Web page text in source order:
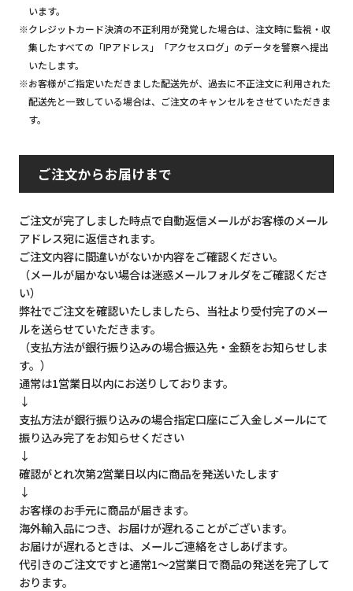
います。
※クレジットカード決済の不正利用が発覚した場合は、注文時に監視・収
集したすべての「IPアドレス」「アクセスログ」のデータを警察へ提出
いたします。
※お客様がご指定いただきました配送先が、過去に不正注文に利用された
配送先と一致している場合は、ご注文のキャンセルをさせていただきま
す。
ご注文からお届けまで
ご注文が完了しました時点で自動返信メールがお客様のメール
アドレス宛に返信されます。
ご注文内容に間違いがないか内容をご確認ください。
（メールが届かない場合は迷惑メールフォルダをご確認くださ
い）
弊社でご注文を確認いたしましたら、当社より受付完了のメー
ルを送らせていただきます。
（支払方法が銀行振り込みの場合振込先・金額をお知らせしま
す。）
通常は1営業日以内にお送りしております。
↓
支払方法が銀行振り込みの場合指定口座にご入金しメールにて
振り込み完了をお知らせください
↓
確認がとれ次第2営業日以内に商品を発送いたします
↓
お客様のお手元に商品が届きます。
海外輸入品につき、お届けが遅れることがございます。
お届けが遅れるときは、メールご連絡をさしあげます。
代引きのご注文ですと通常1～2営業日で商品の発送を完了して
おります。